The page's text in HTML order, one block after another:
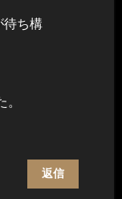
待ち構
返信